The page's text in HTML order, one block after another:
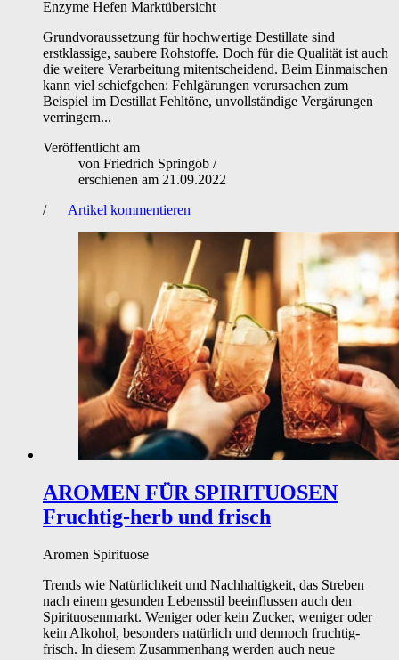
Enzyme Hefen Marktübersicht
Grundvoraussetzung für hochwertige Destillate sind
erstklassige, saubere Rohstoffe. Doch für die Qualität ist auch
die weitere Verarbeitung mitentscheidend. Beim Einmaischen
kann viel schiefgehen: Fehlgärungen verursachen zum
Beispiel im Destillat Fehltöne, unvollständige Vergärungen
verringern...
Veröffentlicht am
von Friedrich Springob /
erschienen am 21.09.2022
/
Artikel kommentieren
AROMEN FÜR SPIRITUOSEN
Fruchtig-herb und frisch
Aromen Spirituose
Trends wie Natürlichkeit und Nachhaltigkeit, das Streben
nach einem gesunden Lebensstil beeinflussen auch den
Spirituosenmarkt. Weniger oder kein Zucker, weniger oder
kein Alkohol, besonders natürlich und dennoch fruchtig-
frisch. In diesem Zusammenhang werden auch neue